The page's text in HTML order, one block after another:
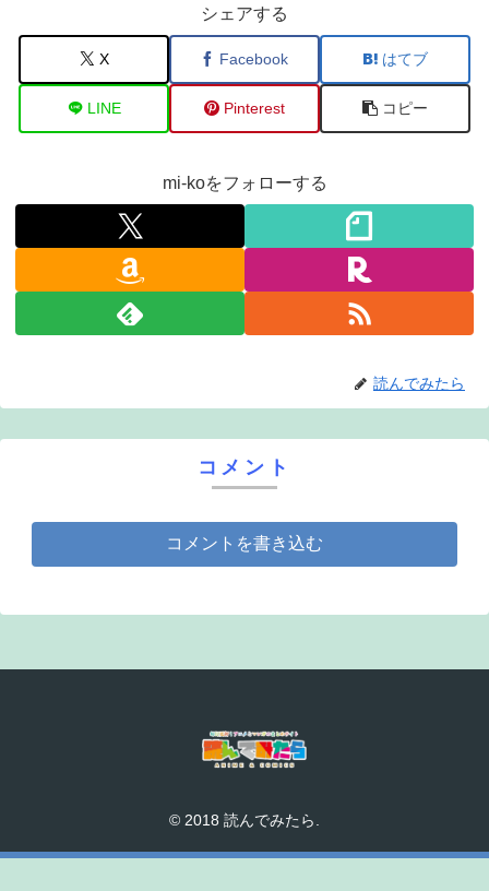
シェアする
X Facebook はてブ
LINE Pinterest コピー
mi-koをフォローする
読んでみたら
コメント
コメントを書き込む
© 2018 読んでみたら.